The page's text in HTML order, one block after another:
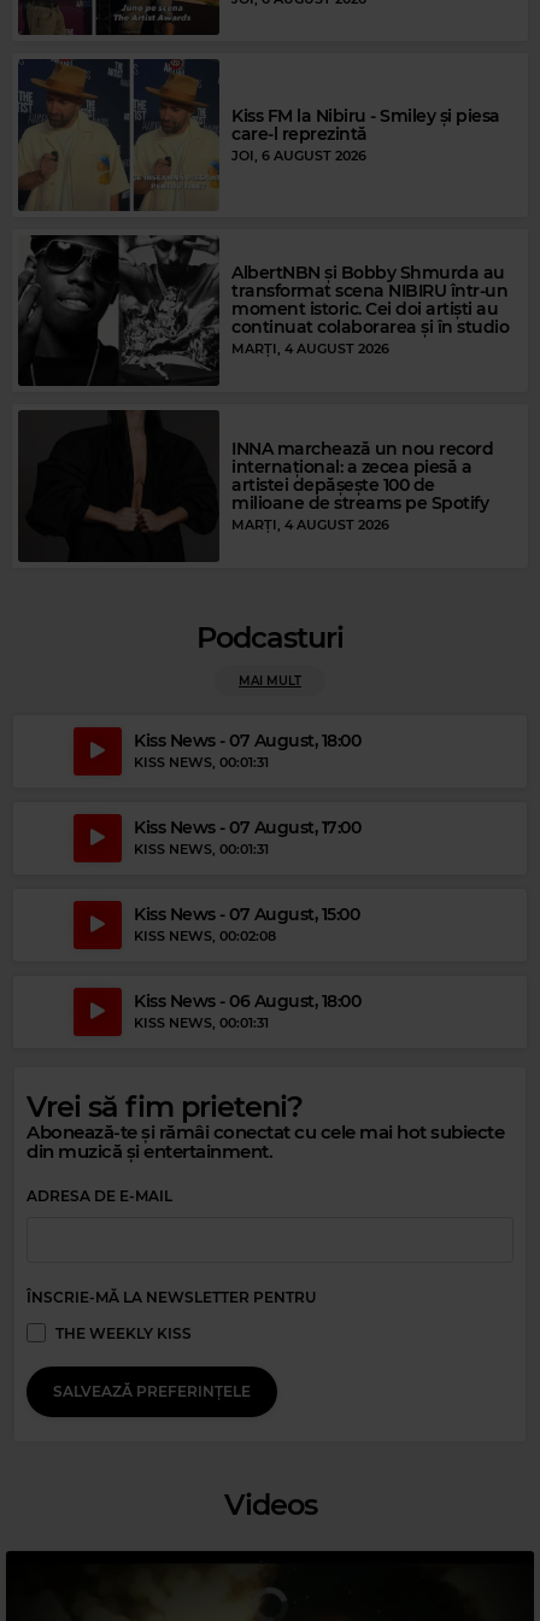
Magic FM
JAY SEAN RIDE IT
THE RIGHTEOUS BROTHERS UNCHAINED MELODY
Magic Party Mix
Magic Relax
Kiss FM la Nibiru - Smiley și piesa
care-l reprezintă
JOI, 6 AUGUST 2026
AlbertNBN și Bobby Shmurda au
transformat scena NIBIRU într-un
moment istoric. Cei doi artiști au
continuat colaborarea și în studio
MARȚI, 4 AUGUST 2026
INNA marchează un nou record
internațional: a zecea piesă a
artistei depășește 100 de
milioane de streams pe Spotify
MARȚI, 4 AUGUST 2026
Podcasturi
MAI MULT
Kiss News - 07 August, 18:00
KISS NEWS, 00:01:31
Kiss News - 07 August, 17:00
KISS NEWS, 00:01:31
Kiss News - 07 August, 15:00
KISS NEWS, 00:02:08
Kiss News - 06 August, 18:00
KISS NEWS, 00:01:31
Vrei să fim prieteni?
Abonează-te și rămâi conectat cu cele mai hot subiecte
din muzică și entertainment.
ADRESA DE E-MAIL
ÎNSCRIE-MĂ LA NEWSLETTER PENTRU
THE WEEKLY KISS
SALVEAZĂ PREFERINȚELE
Videos